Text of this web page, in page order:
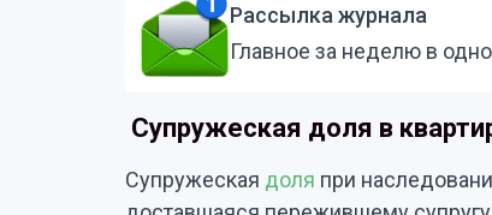
Рассылка журнала
Главное за неделю в
Супружеская доля в
Супружеская доля при